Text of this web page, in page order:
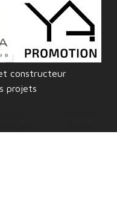
constructeur
projets